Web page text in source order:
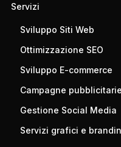
Servizi
Sviluppo Siti Web
Ottimizzazione SEO
Sviluppo E-commerce
Campagne
Gestione Social Media
Servizi grafici e